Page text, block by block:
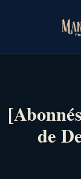
de